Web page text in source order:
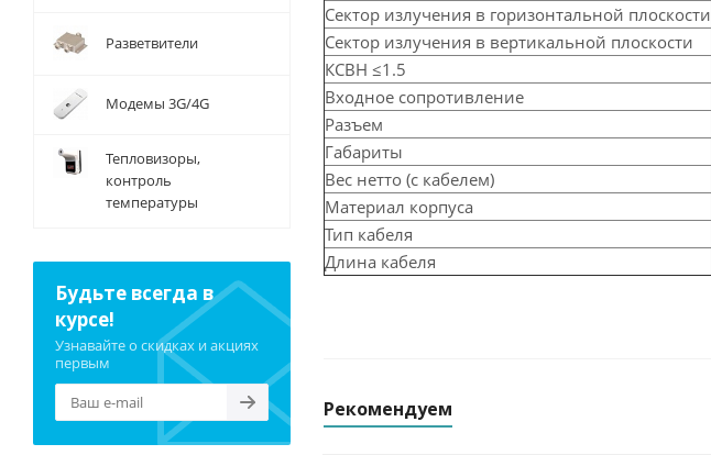
Сектор излучения в горизонтальной плоскости
Сектор излучения в вертикальной плоскости
КСВН ≤1.5
Входное сопротивление
Разъем
Габариты
Вес нетто (с кабелем)
Материал корпуса
Тип кабеля
Длина кабеля
Рекомендуем
Разветвители
Модемы 3G/4G
Тепловизоры,
контроль
температуры
Будьте всегда в
курсе!
Узнавайте о скидках и акциях
первым